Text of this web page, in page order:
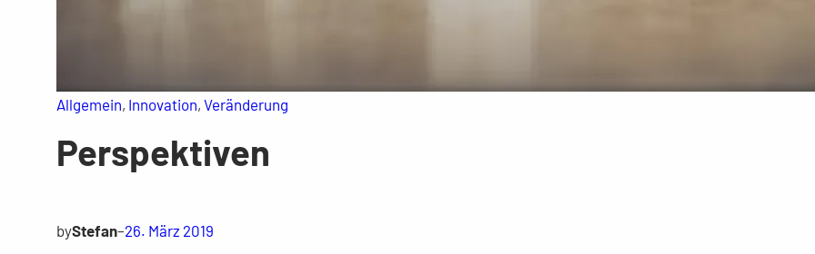
Allgemein, Innovation, Veränderung
Perspektiven
byStefan–26. März 2019